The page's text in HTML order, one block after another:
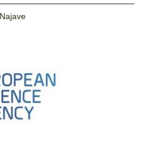
Najave